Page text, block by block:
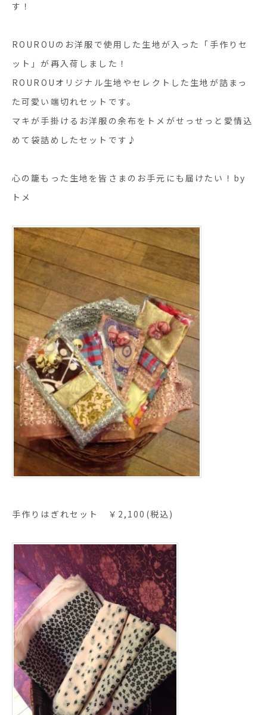
す！
ROUROUのお洋服で使用した生地が入った「手作りセ
ット」が再入荷しました！
ROUROUオリジナル生地やセレクトした生地が詰まっ
た可愛い端切れセットです。
マキが手掛けるお洋服の余布をトメがせっせっと愛情込
めて袋詰めしたセットです♪
心の籠もった生地を皆さまのお手元にも届けたい！by
トメ
手作りはぎれセット ￥2,100(税込)